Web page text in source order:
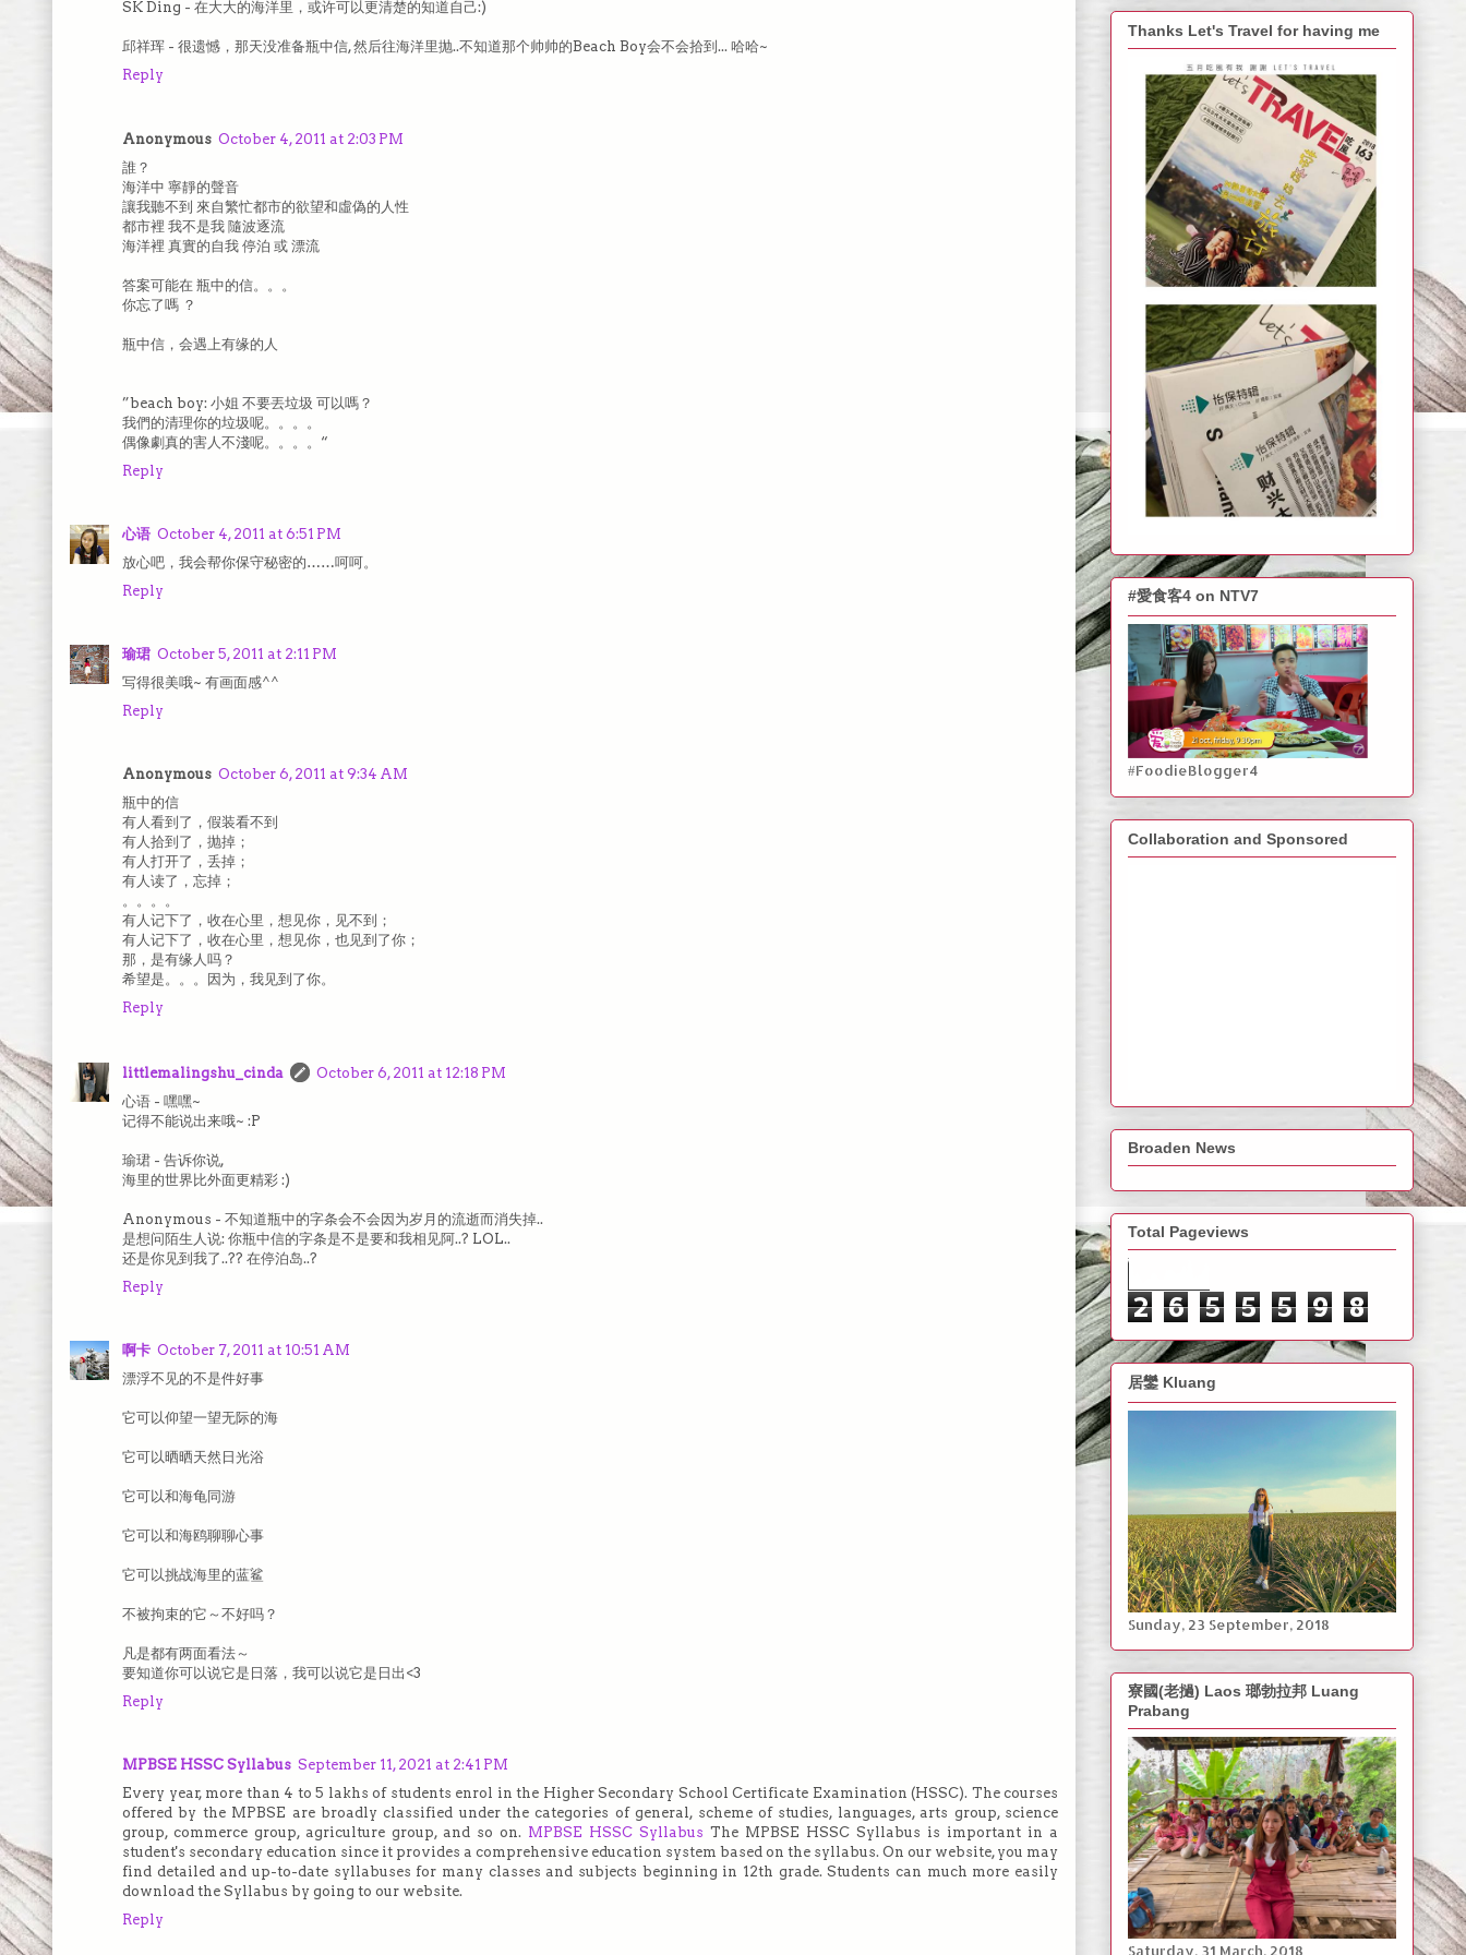
SK Ding - 在大大的海洋里，或许可以更清楚的知道自己:)
邱祥珲 - 很遗憾，那天没准备瓶中信, 然后往海洋里抛..不知道那个帅帅的Beach Boy会不会拾到... 哈哈~
Reply
Anonymous October 4, 2011 at 2:03 PM
誰？
海洋中 寧靜的聲音
讓我聽不到 來自繁忙都市的欲望和虛偽的人性
都市裡 我不是我 隨波逐流
海洋裡 真實的自我 停泊 或 漂流
答案可能在 瓶中的信。。。
你忘了嗎 ？
瓶中信，会遇上有缘的人
”beach boy: 小姐 不要丟垃圾 可以嗎？
我們的清理你的垃圾呢。。。。
偶像劇真的害人不淺呢。。。。“
Reply
心语 October 4, 2011 at 6:51 PM
放心吧，我会帮你保守秘密的……呵呵。
Reply
瑜珺 October 5, 2011 at 2:11 PM
写得很美哦~ 有画面感^^
Reply
Anonymous October 6, 2011 at 9:34 AM
瓶中的信
有人看到了，假装看不到
有人拾到了，抛掉；
有人打开了，丢掉；
有人读了，忘掉；
。。。。
有人记下了，收在心里，想见你，见不到；
有人记下了，收在心里，想见你，也见到了你；
那，是有缘人吗？
希望是。。。因为，我见到了你。
Reply
littlemalingshu_cinda
October 6, 2011 at 12:18 PM
心语 - 嘿嘿~
记得不能说出来哦~ :P
瑜珺 - 告诉你说,
海里的世界比外面更精彩 :)
Anonymous - 不知道瓶中的字条会不会因为岁月的流逝而消失掉..
是想问陌生人说: 你瓶中信的字条是不是要和我相见阿..? LOL..
还是你见到我了..?? 在停泊岛..?
Reply
啊卡 October 7, 2011 at 10:51 AM
漂浮不见的不是件好事
它可以仰望一望无际的海
它可以晒晒天然日光浴
它可以和海龟同游
它可以和海鸥聊聊心事
它可以挑战海里的蓝鲨
不被拘束的它～不好吗？
凡是都有两面看法～
要知道你可以说它是日落，我可以说它是日出<3
Reply
MPBSE HSSC Syllabus September 11, 2021 at 2:41 PM
Every year, more than 4 to 5 lakhs of students enrol in the Higher Secondary School Certificate Examination (HSSC). The courses
offered by the MPBSE are broadly classified under the categories of general, scheme of studies, languages, arts group, science
group, commerce group, agriculture group, and so on. MPBSE HSSC Syllabus The MPBSE HSSC Syllabus is important in a
student's secondary education since it provides a comprehensive education system based on the syllabus. On our website, you may
find detailed and up-to-date syllabuses for many classes and subjects beginning in 12th grade. Students can much more easily
download the Syllabus by going to our website.
Reply
Thanks Let's Travel for having me
#愛食客4 on NTV7
#FoodieBlogger4
Collaboration and Sponsored
Broaden News
Total Pageviews
2 6 5 5 5 9 8
居鑾 Kluang
‎Sunday, ‎23 ‎September, ‎2018
寮國(老撾) Laos 瑯勃拉邦 Luang
Prabang
Saturday, ‎31 March, ‎2018